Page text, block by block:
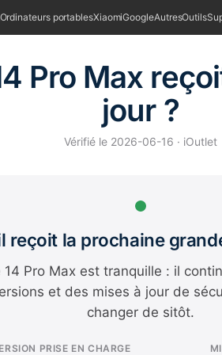
Ordinateurs portablesXiaomiGoogleAutresOutils
Pro Max
jour ?
Vérifié le 2026-06-16 · iOutlet
reçoit la prochaine
14 Pro Max est tranquille : il
et des mises à jour de
changer de sitôt.
PRISE EN CHARGE